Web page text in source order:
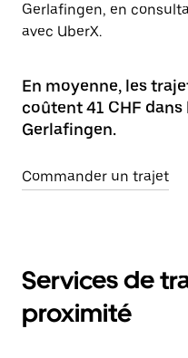
Gerlafingen, en
avec UberX.
En moyenne, les
coûtent 41 CHF
Gerlafingen.
Commander un trajet
Services de
proximité